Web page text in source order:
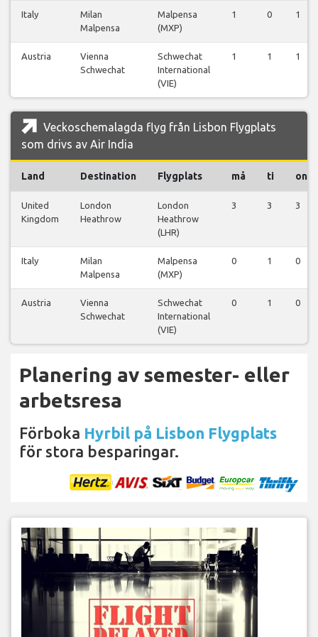
Italy
Milan
Malpensa
Malpensa
(MXP)
1 0 1
Austria
Vienna
Schwechat
Schwechat
International
(VIE)
1 1 1
Veckoschemalagda flyg från Lisbon Flygplats
som drivs av Air India
Land Destination Flygplats må ti on
United
Kingdom
London
Heathrow
London
Heathrow
(LHR)
3 3 3
Italy
Milan
Malpensa
Malpensa
(MXP)
0 1 0
Austria
Vienna
Schwechat
Schwechat
International
(VIE)
0 1 0
Planering av semester- eller
arbetsresa
Förboka Hyrbil på Lisbon Flygplats
för stora besparingar.